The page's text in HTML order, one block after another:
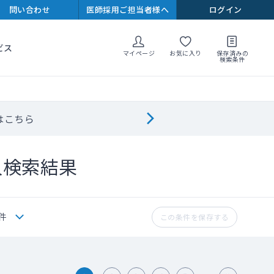
問い合わせ 医師採用ご担当者様へ ログイン
ス マイページ お気に入り 保存済みの
検索条件
ちら
索結果
この条件を保存する